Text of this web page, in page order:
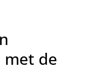
met de